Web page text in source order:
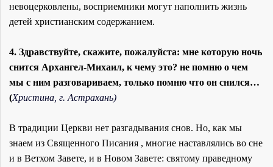
невоцерковлены, восприемники могут наполнить жизнь
детей христианским содержанием.
4. Здравствуйте, скажите, пожалуйста: мне которую ночь
снится Архангел-Михаил, к чему это? не помню о чем
мы с ним разговариваем, только помню что он снился…
(Христина, г. Астрахань)
В традиции Церкви нет разгадывания снов. Но, как мы
знаем из Священного Писания , многие наставлялись во сне
и в Ветхом Завете, и в Новом Завете: святому праведному